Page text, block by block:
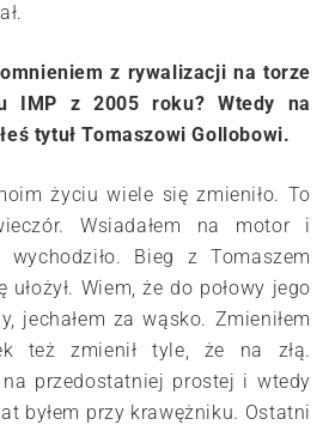
z rywalizacji na torze
IMP z 2005 roku? Wtedy na
tytuł Tomaszowi Gollobowi.
życiu wiele się zmieniło. To
Wsiadałem na motor i
Bieg z Tomaszem
Wiem, że do połowy jego
jechałem za wąsko. Zmieniłem
też zmienił tyle, że na złą.
przedostatniej prostej i wtedy
byłem przy krawężniku. Ostatni